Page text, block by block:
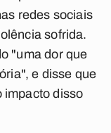
redes sociais
sofrida.
"uma dor que
e disse que
impacto disso